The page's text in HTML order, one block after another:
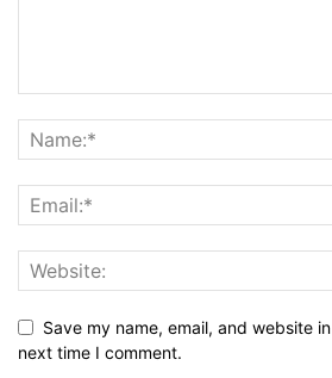
Save my name, email, and website
next time I comment.